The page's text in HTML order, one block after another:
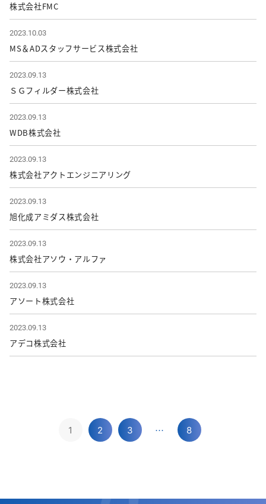
株式会社FMC
2023.10.03
MS＆ADスタッフサービス株式会社
2023.09.13
ＳＧフィルダー株式会社
2023.09.13
WDB株式会社
2023.09.13
株式会社アクトエンジニアリング
2023.09.13
旭化成アミダス株式会社
2023.09.13
株式会社アソウ・アルファ
2023.09.13
アソート株式会社
2023.09.13
アデコ株式会社
1 2 3 … 8